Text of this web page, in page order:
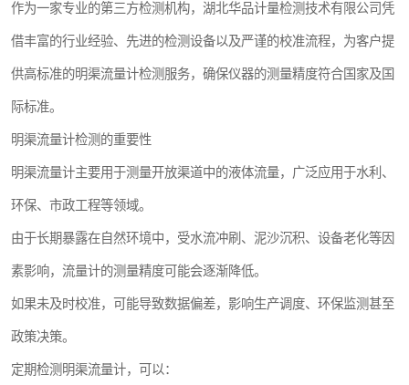
作为一家专业的第三方检测机构，湖北华品计量检测技术有限公司凭
借丰富的行业经验、先进的检测设备以及严谨的校准流程，为客户提
供高标准的明渠流量计检测服务，确保仪器的测量精度符合国家及国
际标准。
明渠流量计检测的重要性
明渠流量计主要用于测量开放渠道中的液体流量，广泛应用于水利、
环保、市政工程等领域。
由于长期暴露在自然环境中，受水流冲刷、泥沙沉积、设备老化等因
素影响，流量计的测量精度可能会逐渐降低。
如果未及时校准，可能导致数据偏差，影响生产调度、环保监测甚至
政策决策。
定期检测明渠流量计，可以：